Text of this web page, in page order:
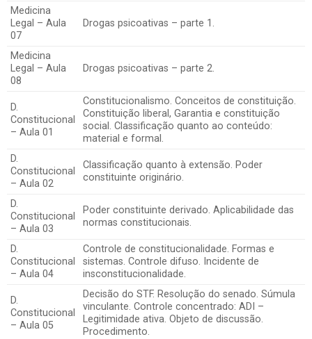
Medicina
Legal – Aula
07
Drogas psicoativas – parte 1.
Medicina
Legal – Aula
08
Drogas psicoativas – parte 2.
D.
Constitucional
– Aula 01
Constitucionalismo. Conceitos de constituição.
Constituição liberal, Garantia e constituição
social. Classificação quanto ao conteúdo:
material e formal.
D.
Constitucional
– Aula 02
Classificação quanto à extensão. Poder
constituinte originário.
D.
Constitucional
– Aula 03
Poder constituinte derivado. Aplicabilidade das
normas constitucionais.
D.
Constitucional
– Aula 04
Controle de constitucionalidade. Formas e
sistemas. Controle difuso. Incidente de
insconstitucionalidade.
D.
Constitucional
– Aula 05
Decisão do STF. Resolução do senado. Súmula
vinculante. Controle concentrado: ADI –
Legitimidade ativa. Objeto de discussão.
Procedimento.